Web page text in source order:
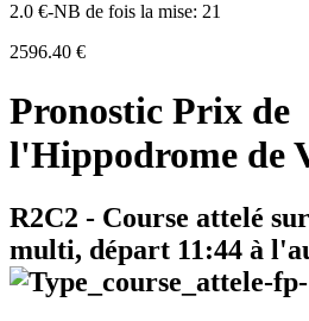
2.0 €-NB de fois la mise: 21
2596.40 €
Pronostic Prix de
l'Hippodrome de
R2C2 - Course attelé
multi, départ 11:44 à